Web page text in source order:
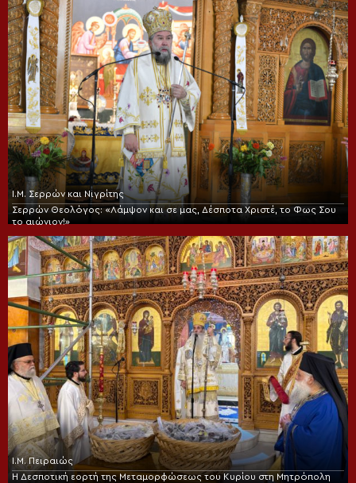
Ι.Μ. Σερρών και Νιγρίτης
Σερρών Θεολόγος: «Λάμψον και σε μας, Δέσποτα Χριστέ, το Φως Σου
το αιώνιον!»
Ι.Μ. Πειραιώς
Η Δεσποτική εορτή της Μεταμορφώσεως του Κυρίου στη Μητρόπολη